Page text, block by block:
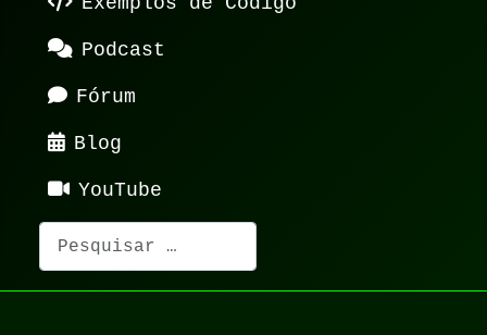
Podcast
Fórum
Blog
YouTube
Pesquisar